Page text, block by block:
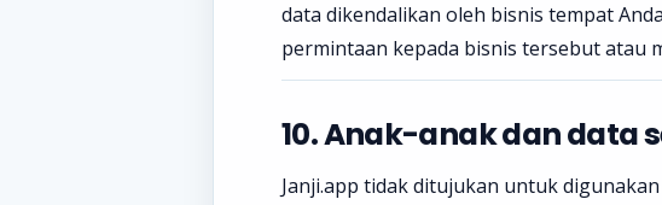
data dikendalikan oleh bisnis tempat
permintaan kepada bisnis tersebut atau
10. Anak-anak dan data
Janji.app tidak ditujukan untuk